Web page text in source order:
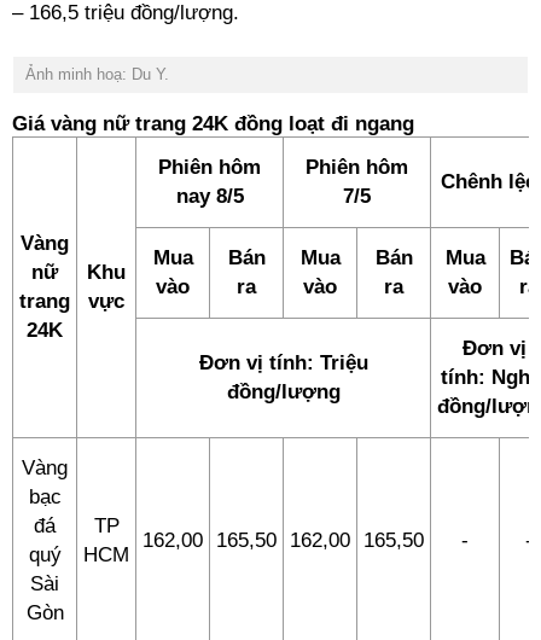
– 166,5 triệu đồng/lượng.
Ảnh minh hoạ: Du Y.
Giá vàng nữ trang 24K đồng loạt đi ngang
Vàng
nữ
trang
24K
Khu
vực
Phiên hôm
nay 8/5
Phiên hôm
7/5
Chênh
Mua
vào
Bán
ra
Mua
vào
Bán
ra
Mua
vào
ra
Đơn vị tính: Triệu
đồng/lượng
Đơn vị
tính:
đồng/
Vàng
bạc
đá
quý
Sài
Gòn
TP
HCM
162,00 165,50 162,00 165,50 - -